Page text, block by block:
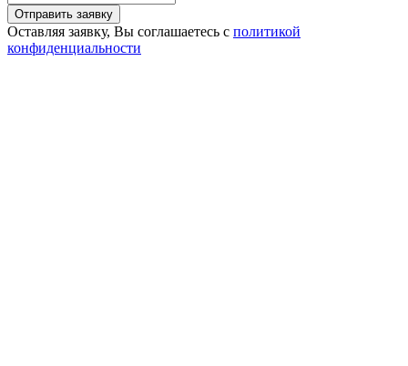
Оставляя заявку, Вы соглашаетесь с политикой
конфиденциальности